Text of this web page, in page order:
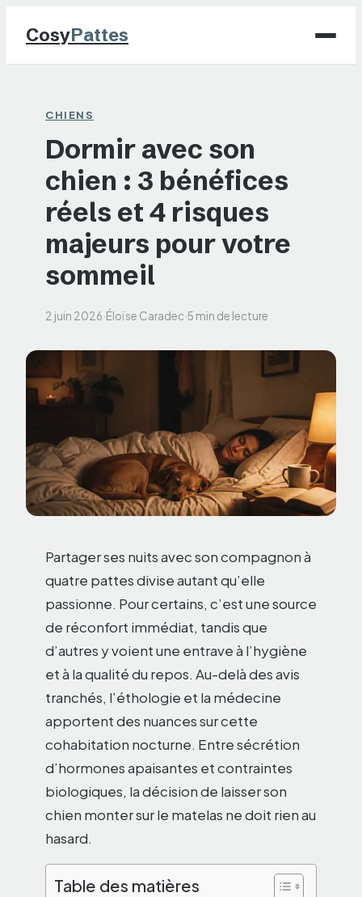
CosyPattes
Chats
NAC
Maison
Jardinage
CHIENS
Dormir avec son
chien : 3 bénéfices
réels et 4 risques
majeurs pour votre
sommeil
2 juin 2026·Éloïse Caradec·5 min de lecture
Partager ses nuits avec son compagnon à
quatre pattes divise autant qu’elle
passionne. Pour certains, c’est une source
de réconfort immédiat, tandis que
d’autres y voient une entrave à l’hygiène
et à la qualité du repos. Au-delà des avis
tranchés, l’éthologie et la médecine
apportent des nuances sur cette
cohabitation nocturne. Entre sécrétion
d’hormones apaisantes et contraintes
biologiques, la décision de laisser son
chien monter sur le matelas ne doit rien au
hasard.
Table des matières